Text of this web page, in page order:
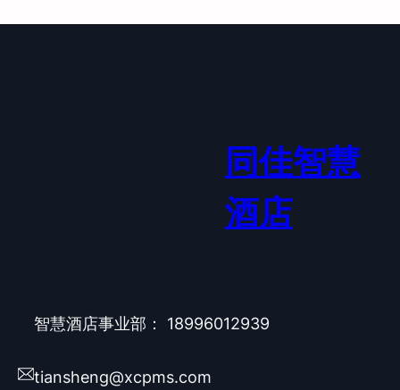
同佳智慧
酒店
智慧酒店事业部： 18996012939
tiansheng@xcpms.com